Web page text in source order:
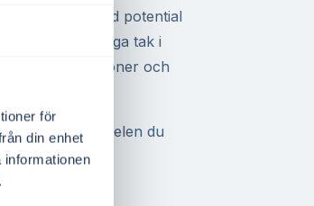
för
din enhet
finns god potential
Många tak i
för privatpersoner och
mycket av solelen du
Hög
snabbare